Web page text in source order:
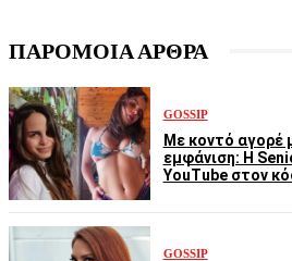
ΠΑΡΟΜΟΙΑ ΑΡΘΡΑ
GOSSIP
Με κοντό αγορέ
εμφάνιση: Η
YouTube στον
GOSSIP